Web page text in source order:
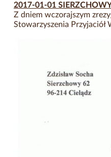
2017-01-01
Z dniem wczorajszym
Stowarzyszenia Przyjaciół